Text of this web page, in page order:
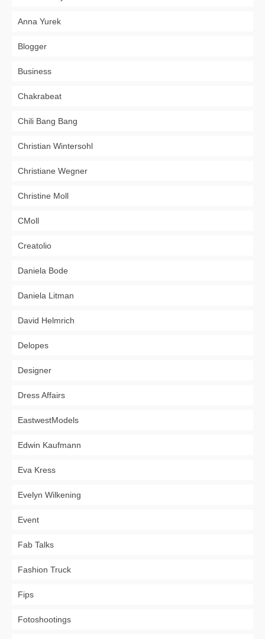
Anna Yurek
Blogger
Business
Chakrabeat
Chili Bang Bang
Christian Wintersohl
Christiane Wegner
Christine Moll
CMoll
Creatolio
Daniela Bode
Daniela Litman
David Helmrich
Delopes
Designer
Dress Affairs
EastwestModels
Edwin Kaufmann
Eva Kress
Evelyn Wilkening
Event
Fab Talks
Fashion Truck
Fips
Fotoshootings